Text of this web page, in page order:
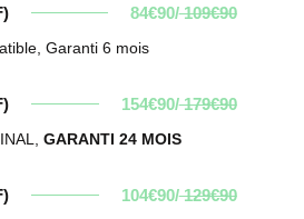
84€90/109€90
Garanti 6 mois
154€90/179€90
GARANTI 24 MOIS
104€90/129€90